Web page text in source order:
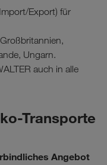
Export) für
Ungarn.
auch in alle
Transporte
Angebot